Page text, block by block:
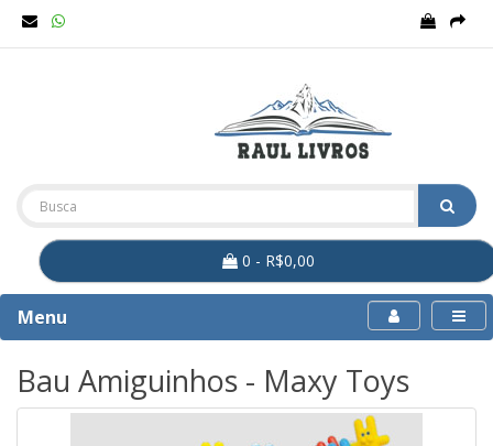
0 - R$0,00
Menu
Bau Amiguinhos - Maxy Toys